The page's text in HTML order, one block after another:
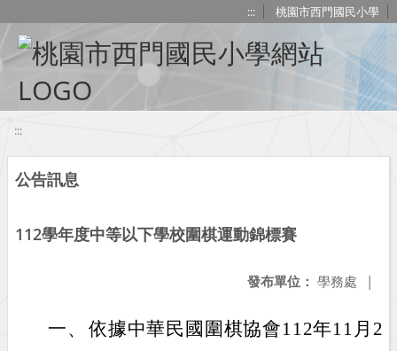
::: 桃園市西門國民小學
:::
公告訊息
112學年度中等以下學校圍棋運動錦標賽
發布單位： 學務處 |
一、 依據中華民國圍棋協會112年11月